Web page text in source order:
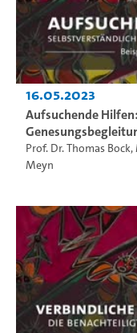
16.05.2023
Aufsuchende
Prof. Dr. Thomas Bock,
Meyn